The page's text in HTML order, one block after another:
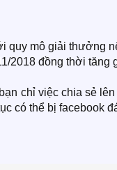
mô giải thưởng
2018 đồng thời tăng
chỉ việc chia sẻ
có thể bị facebook